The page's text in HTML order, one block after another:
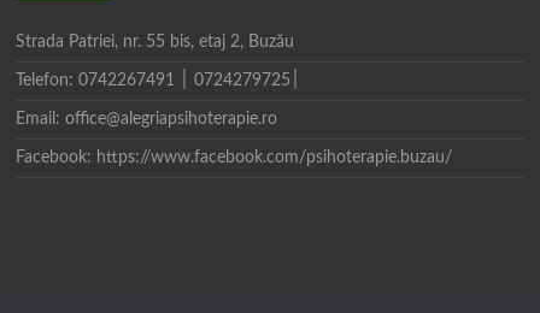
Strada Patriei, nr. 55 bis, etaj 2, Buzău
Email: office@alegriapsihoterapie.ro
Facebook: https://www.facebook.com/psihoterapie.buzau/